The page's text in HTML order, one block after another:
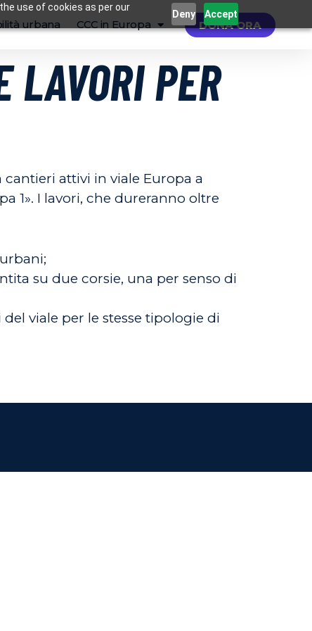
use of cookies as per our
Deny Accept
urbana CCC in Europa DONA ORA
LAVORI PER
cantieri attivi in viale Europa a
1». I lavori, che dureranno oltre
su due corsie, una per senso di
viale per le stesse tipologie di